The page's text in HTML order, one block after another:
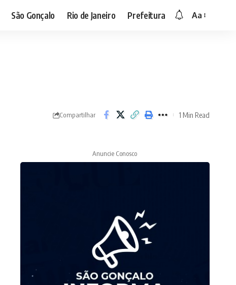
São Gonçalo Rio de Janeiro Prefeitura
Font
Aa
Compartilhar 1 Min Read
Anuncie Conosco